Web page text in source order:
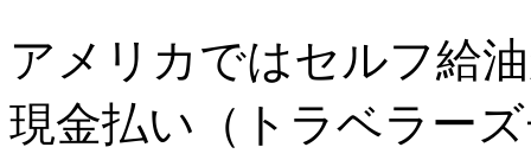
アメリカではセルフ給
現金払い（トラベラー